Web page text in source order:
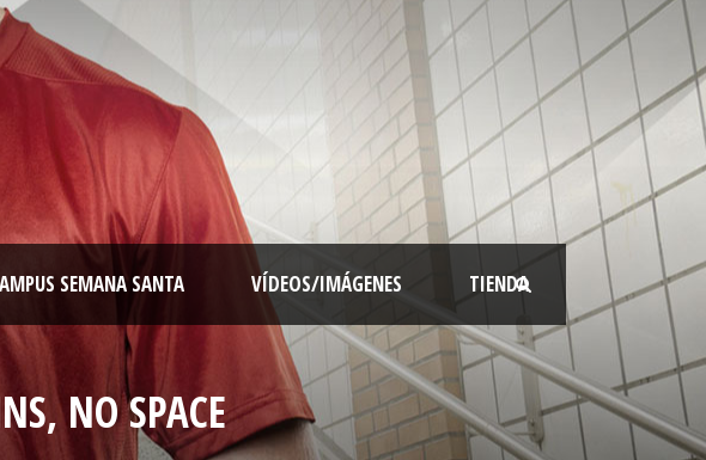
SEMANA SANTA VÍDEOS/IMÁGENES TIENDA
NO SPACE